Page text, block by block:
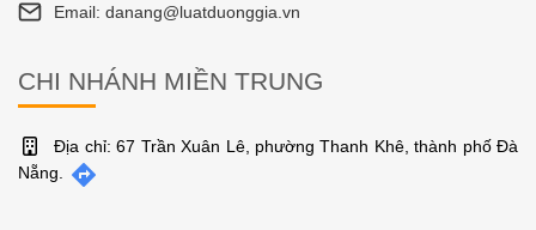
Email: danang@luatduonggia.vn
CHI NHÁNH MIỀN TRUNG
Địa chỉ: 67 Trần Xuân Lê, phường Thanh Khê, thành phố Đà
Nẵng.